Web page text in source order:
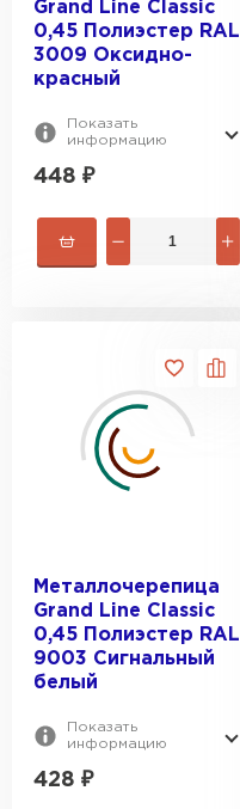
Grand Line Classic
0,45 Полиэстер RAL
3009 Оксидно-
красный
Показать
информацию
448 ₽
Металлочерепица
Grand Line Classic
0,45 Полиэстер RAL
9003 Сигнальный
белый
Показать
информацию
428 ₽